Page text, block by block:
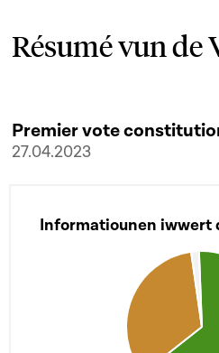
Résumé vun de
27.04.2023
Informatiounen iwwert